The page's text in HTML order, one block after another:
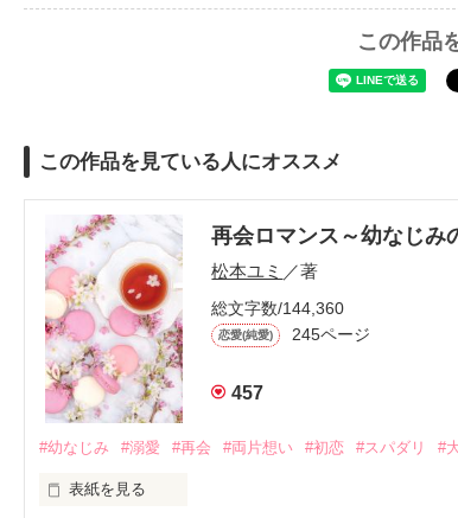
この作品
この作品を見ている人にオススメ
再会ロマンス～幼なじ
松本ユミ ／著
総文字数/144,360
恋愛(純愛) 245ページ
457
#幼なじみ #溺愛 #再会 #両片想い #初恋 #スパダリ #
表紙を見る